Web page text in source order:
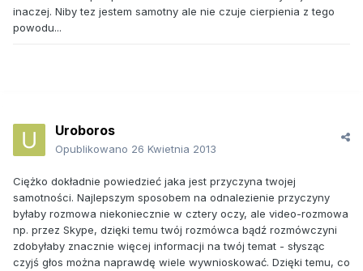
inaczej. Niby tez jestem samotny ale nie czuje cierpienia z tego
powodu...
Uroboros
Opublikowano 26 Kwietnia 2013
Ciężko dokładnie powiedzieć jaka jest przyczyna twojej
samotności. Najlepszym sposobem na odnalezienie przyczyny
byłaby rozmowa niekoniecznie w cztery oczy, ale video-rozmowa
np. przez Skype, dzięki temu twój rozmówca bądź rozmówczyni
zdobyłaby znacznie więcej informacji na twój temat - słysząc
czyjś głos można naprawdę wiele wywnioskować. Dzięki temu, co